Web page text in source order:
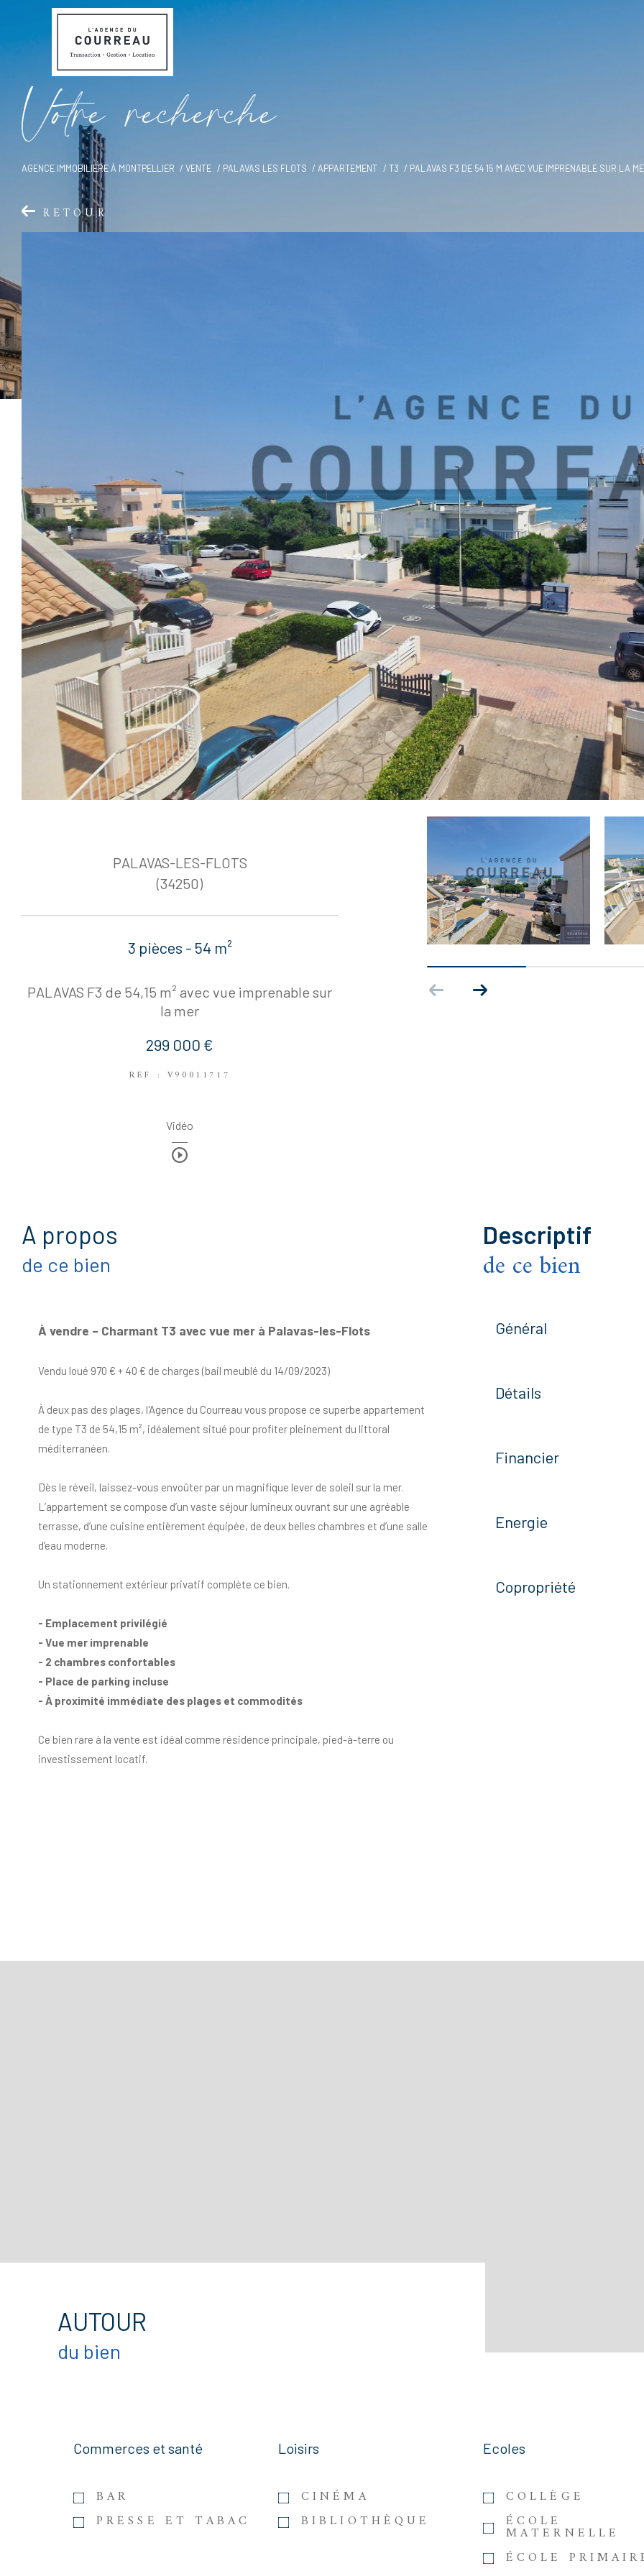
Votre recherche
AGENCE IMMOBILIÈRE À MONTPELLIER VENTE PALAVAS LES FLOTS APPARTEMENT T3 PALAVAS F3 DE 54 15 M AVEC VUE IMPRENABLE SUR LA
RETOUR
PALAVAS-LES-FLOTS
(34250)
3 pièces - 54 m²
PALAVAS F3 de 54,15 m² avec vue imprenable sur
la mer
299 000 €
REF : V90011717
Vidéo
a propos
de ce bien
À vendre – Charmant T3 avec vue mer à Palavas-les-Flots
Vendu loué 970 € + 40 € de charges (bail meublé du 14/09/2023)
À deux pas des plages, l'Agence du Courreau vous propose ce superbe appartement
de type T3 de 54,15 m², idéalement situé pour profiter pleinement du littoral
méditerranéen.
Dès le réveil, laissez-vous envoûter par un magnifique lever de soleil sur la mer.
L’appartement se compose d’un vaste séjour lumineux ouvrant sur une agréable
terrasse, d’une cuisine entièrement équipée, de deux belles chambres et d’une salle
d’eau moderne.
Un stationnement extérieur privatif complète ce bien.
- Emplacement privilégié
- Vue mer imprenable
- 2 chambres confortables
- Place de parking incluse
- À proximité immédiate des plages et commodités
Ce bien rare à la vente est idéal comme résidence principale, pied-à-terre ou
investissement locatif.
descriptif
de ce bien
Général
Détails
Financier
Energie
Copropriété
AUTOUR
du bien
Commerces et santé
BAR
PRESSE ET TABAC
Loisirs
CINÉMA
BIBLIOTHÈQUE
Ecoles
COLLÈGE
ÉCOLE
MATERNELLE
ÉCOLE